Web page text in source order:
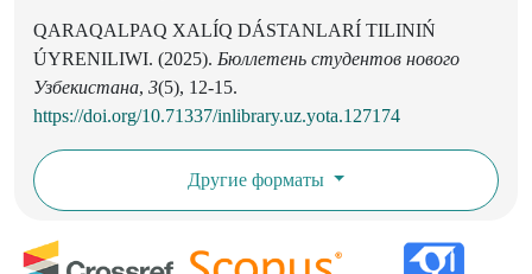
QARAQALPAQ XALÍQ DÁSTANLARÍ TILINIŃ
ÚYRENILIWI. (2025). Бюллетень студентов нового
Узбекистана, 3(5), 12-15.
https://doi.org/10.71337/inlibrary.uz.yota.127174
Другие форматы